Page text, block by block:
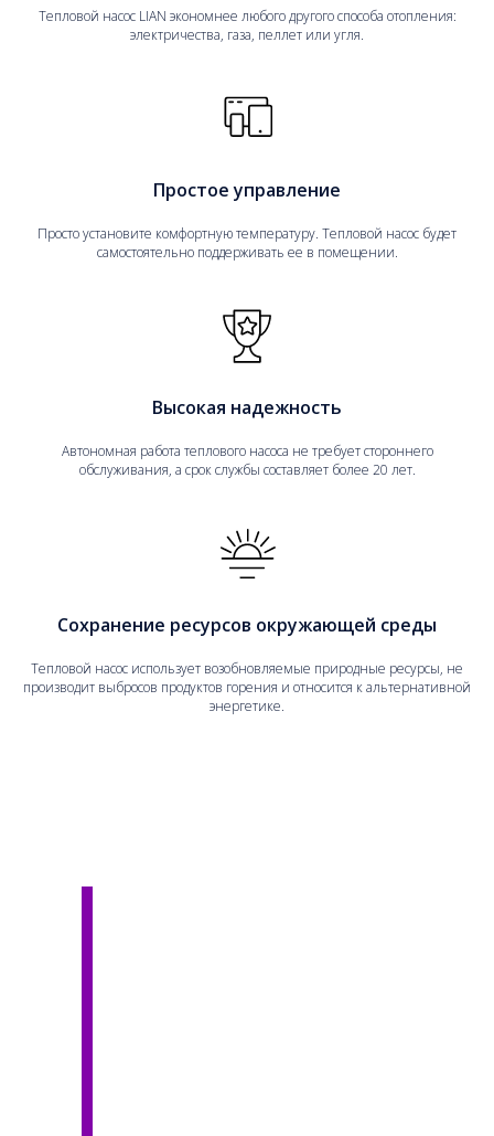
Тепловой насос LIAN экономнее любого другого способа отопления:
электричества, газа, пеллет или угля.
Простое управление
Просто установите комфортную температуру. Тепловой насос будет
самостоятельно поддерживать ее в помещении.
Высокая надежность
Автономная работа теплового насоса не требует стороннего
обслуживания, а срок службы составляет более 20 лет.
Сохранение ресурсов окружающей среды
Тепловой насос использует возобновляемые природные ресурсы, не
производит выбросов продуктов горения и относится к альтернативной
энергетике.